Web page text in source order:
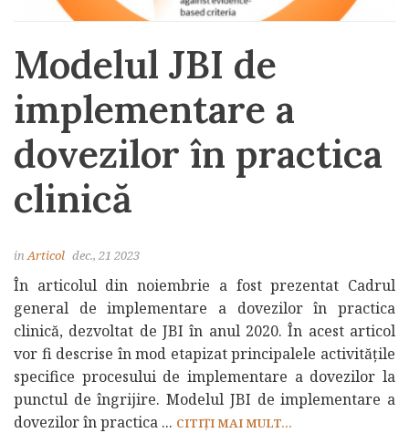
Modelul JBI de
implementare a
dovezilor în practica
clinică
inArticol dec., 21 2023
În articolul din noiembrie a fost prezentat Cadrul
general de implementare a dovezilor în practica
clinică, dezvoltat de JBI în anul 2020. În acest articol
vor fi descrise în mod etapizat principalele activitățile
specifice procesului de implementare a dovezilor la
punctul de îngrijire. Modelul JBI de implementare a
dovezilor în practica ... CITIȚI MAI MULT...